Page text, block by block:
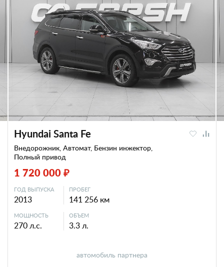
Hyundai Santa Fe
Внедорожник, Автомат, Бензин инжектор,
Полный привод
1 720 000 ₽
ГОД ВЫПУСКА
2013
ПРОБЕГ
141 256 км
МОЩНОСТЬ
270 л.с.
ОБЪЕМ
3.3 л.
автомобиль партнера